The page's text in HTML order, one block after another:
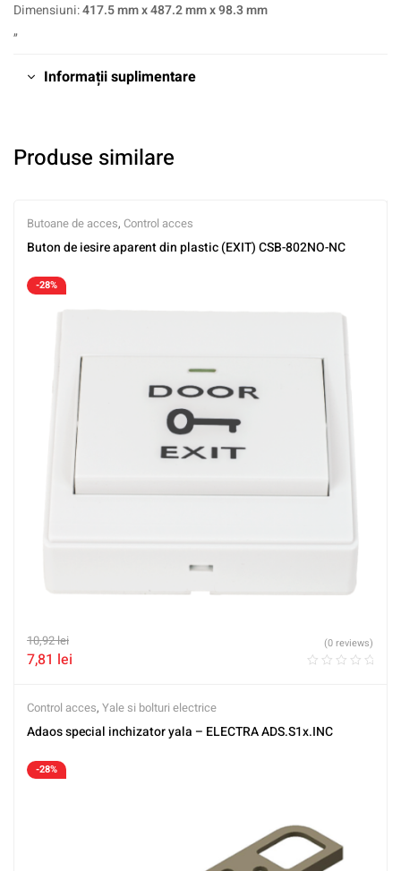
Dimensiuni:417.5 mm x 487.2 mm x 98.3 mm
„
Informații suplimentare
Produse similare
Butoane de acces, Control acces
Buton de iesire aparent din plastic (EXIT) CSB-802NO-NC
-28%
10,92lei
7,81 lei
(0 reviews)
Control acces, Yale si bolturi electrice
Adaos special inchizator yala – ELECTRA ADS.S1x.INC
-28%